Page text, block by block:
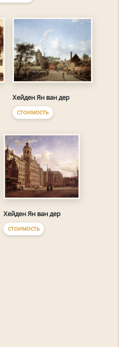
Хейден Ян ван дер
СТОИМОСТЬ
Хейден Ян ван дер
СТОИМОСТЬ